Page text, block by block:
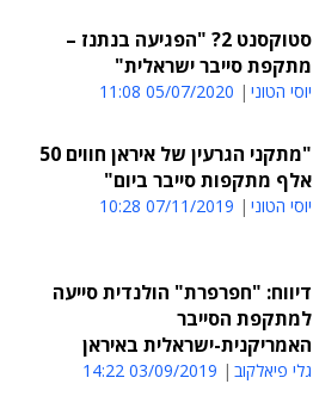
סטוקסנט 2? "הפגיעה בנתנז –
מתקפת סייבר ישראלית"
יוסי הטוני 05/07/2020 11:08
"מתקני הגרעין של איראן חווים 50
אלף מתקפות סייבר ביום"
יוסי הטוני 07/11/2019 10:28
דיווח: "חפרפרת" הולנדית סייעה
למתקפת הסייבר
האמריקנית-ישראלית באיראן
גלי פיאלקוב 03/09/2019 14:22